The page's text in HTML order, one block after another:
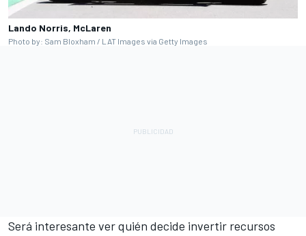
Lando Norris, McLaren
Photo by: Sam Bloxham / LAT Images via Getty Images
Será interesante ver quién decide invertir recursos